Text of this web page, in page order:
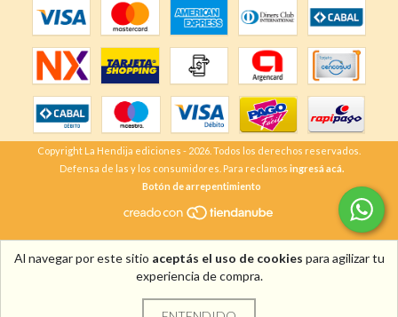
Al navegar por este sitio aceptás el uso de cookies para agilizar tu
experiencia de compra.
Copyright La Hendija ediciones - 2026. Todos los derechos reservados.
Defensa de las y los consumidores. Para reclamos ingresá acá.
Botón de arrepentimiento